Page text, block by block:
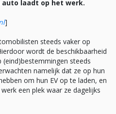
auto laadt op het werk.
]
steeds vaker op
wordt de beschikbaarheid
steeds
namelijk dat ze op hun
om hun EV op te laden, en
een plek waar ze dagelijks